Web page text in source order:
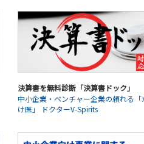
決算書を無料診断「決算書ドック」
中小企業・ベンチャー企業の頼れる「
け医」 ドクターV-Spirits